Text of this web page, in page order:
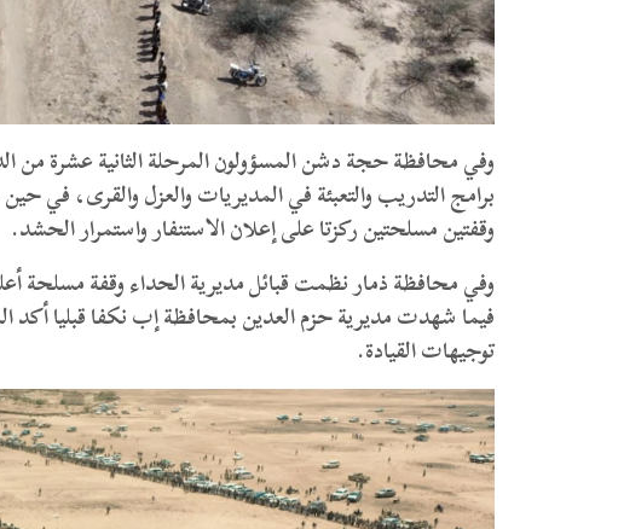
وفي محافظة حجة دشن المسؤولون المرحلة الثانية عشرة من
برامج التدريب والتعبئة في المديريات والعزل والقرى، في
وقفتين مسلحتين ركزتا على إعلان الاستنفار واستمرار الحشد.
وفي محافظة ذمار نظمت قبائل مديرية الحداء وقفة مسلحة
فيما شهدت مديرية حزم العدين بمحافظة إب نكفا قبليا أكد
توجيهات القيادة.